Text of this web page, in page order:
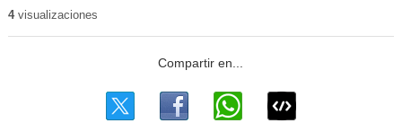
4visualizaciones